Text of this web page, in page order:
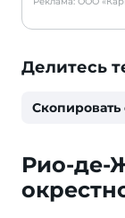
Делитесь
Скопировать
Рио-де-